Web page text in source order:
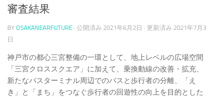
審査結果
BY OSAKANEARFUTURE · 公開済み 2021年6月2日 · 更新済み 2021年7月3
日
神戸市の都心三宮整備の一環として、地上レベルの広場空間
「三宮クロススクエア」に加えて、乗換動線の改善・拡充、
新たなバスターミナル周辺でのバスと歩行者の分離、「え
き」と「まち」をつなぐ歩行者の回遊性の向上を目的とした